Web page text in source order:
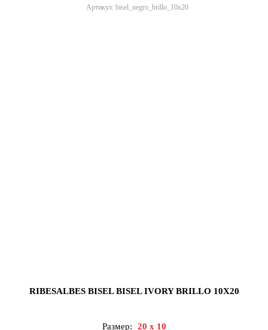
Артикул: bisel_negro_brillo_10x20
RIBESALBES BISEL BISEL IVORY BRILLO 10X20
Размер: 20 x 10